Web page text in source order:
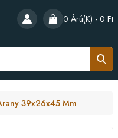
0 Árú(k) - 0 Ft
39x26x45 Mm